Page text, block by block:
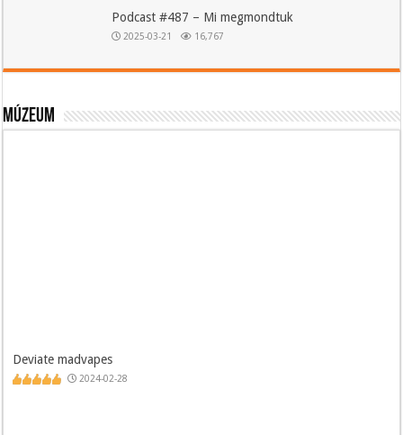
Podcast #487 – Mi megmondtuk
2025-03-21 16,767
Múzeum
Deviate madvapes
2024-02-28